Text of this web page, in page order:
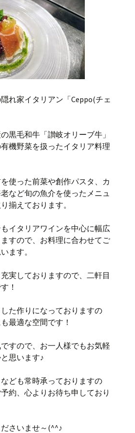
れ家イタリアン「Ceppo(チェ
黒毛和牛「讃岐オリーブ牛」
機野菜を扱ったイタリア料理
使った前菜や創作パスタ、カ
など旬の魚介を使ったメニュ
揃えております。
イタリアワインを中心に幅広
すので、お料理に合わせてご
ます。
実しておりますので、二軒目
！
た作りになっておりますの
最適な空間です！
すので、お一人様でもお気軽
思います♪
ども常時承っておりますの
約、心よりお待ち申しており
さいませ～(^^♪